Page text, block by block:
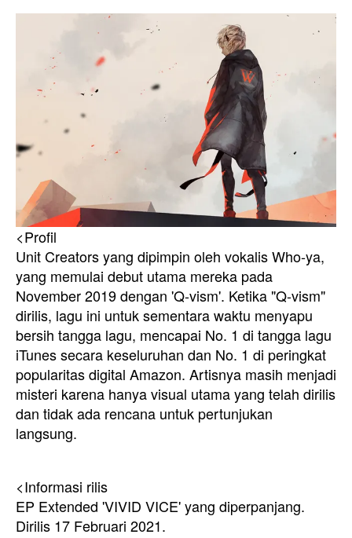
<Profil
Unit Creators yang dipimpin oleh vokalis Who-ya,
yang memulai debut utama mereka pada
November 2019 dengan 'Q-vism'. Ketika "Q-vism"
dirilis, lagu ini untuk sementara waktu menyapu
bersih tangga lagu, mencapai No. 1 di tangga lagu
iTunes secara keseluruhan dan No. 1 di peringkat
popularitas digital Amazon. Artisnya masih menjadi
misteri karena hanya visual utama yang telah dirilis
dan tidak ada rencana untuk pertunjukan
langsung.
<Informasi rilis
EP Extended 'VIVID VICE' yang diperpanjang.
Dirilis 17 Februari 2021.